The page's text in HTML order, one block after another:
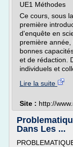
UE1 Méthodes
Ce cours, sous
première
d'enquête en
première
bonnes
et de rédaction.
individuels et
Lire la suite
Site : http://
Dans Les ...